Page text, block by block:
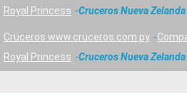
Royal Princess
Cruceros Nueva Zelanda
Cruceros www.cruceros.com.py
Royal Princess
Cruceros Nueva Zelanda